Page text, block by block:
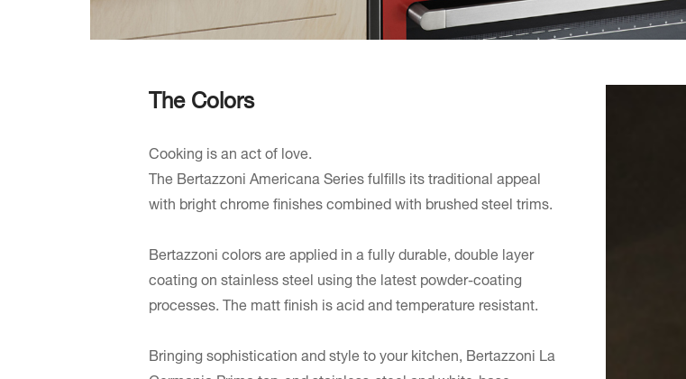
The Colors
Cooking is an act of love.
The Bertazzoni Americana Series fulfills its traditional appeal
with bright chrome finishes combined with brushed steel trims.
Bertazzoni colors are applied in a fully durable, double layer
coating on stainless steel using the latest powder-coating
processes. The matt finish is acid and temperature resistant.
Bringing sophistication and style to your kitchen, Bertazzoni La